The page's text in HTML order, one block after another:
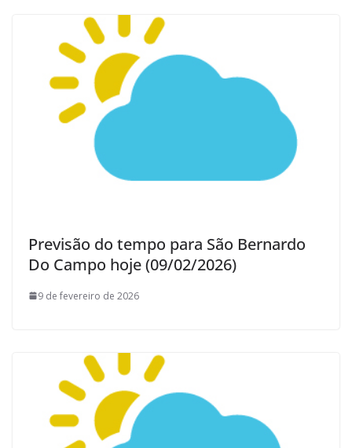
Previsão do tempo para São Bernardo
Do Campo hoje (09/02/2026)
9 de fevereiro de 2026